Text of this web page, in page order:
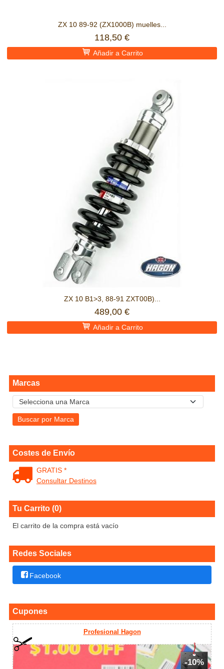
Marcas
Costes de Envío
GRATIS *
Consultar Destinos
Tu Carrito (0)
El carrito de la compra está vacío
Redes Sociales
Facebook
Cupones
Profesional Hagon
-10%
ZX 10 89-92 (ZX1000B) muelles...
118,50 €
Añadir a Carrito
ZX 10 B1>3, 88-91 ZXT00B)...
489,00 €
Añadir a Carrito